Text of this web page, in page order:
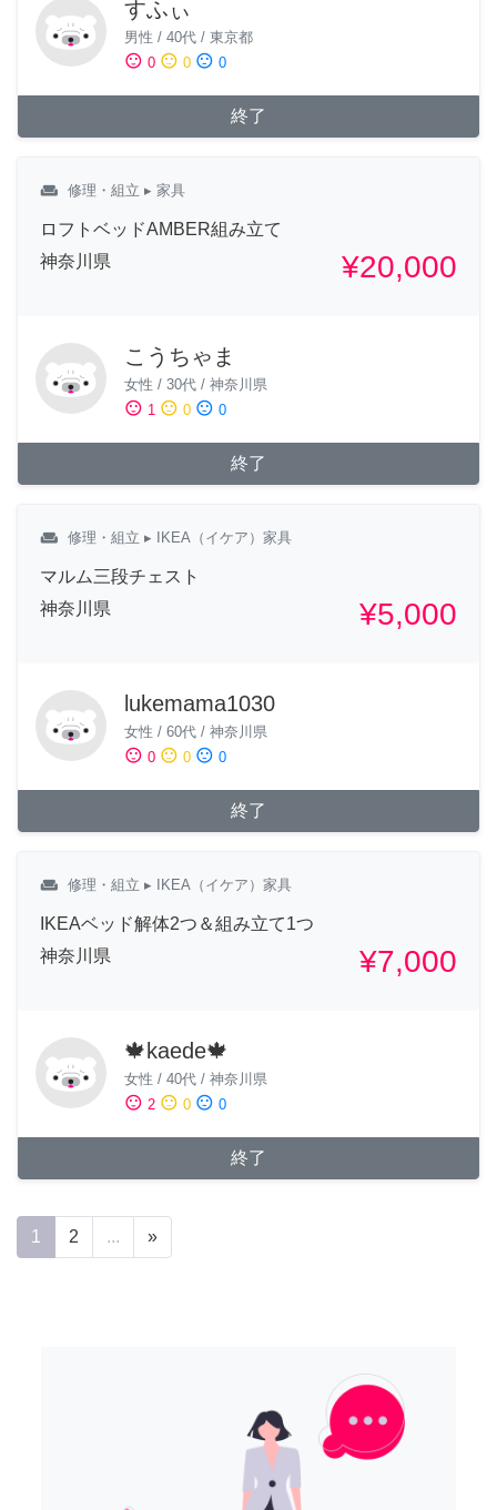
すふぃ
男性 / 40代 / 東京都
sentiment_satisfied 0 sentiment_neutral 0 sentiment_dissatisfied 0
終了
weekend 修理・組立 ▸ 家具
ロフトベッドAMBER組み立て
神奈川県
¥20,000
こうちゃま
女性 / 30代 / 神奈川県
sentiment_satisfied 1 sentiment_neutral 0 sentiment_dissatisfied 0
終了
weekend 修理・組立 ▸ IKEA（イケア）家具
マルム三段チェスト
神奈川県
¥5,000
lukemama1030
女性 / 60代 / 神奈川県
sentiment_satisfied 0 sentiment_neutral 0 sentiment_dissatisfied 0
終了
weekend 修理・組立 ▸ IKEA（イケア）家具
IKEAベッド解体2つ＆組み立て1つ
神奈川県
¥7,000
🍁kaede🍁
女性 / 40代 / 神奈川県
sentiment_satisfied 2 sentiment_neutral 0 sentiment_dissatisfied 0
終了
1 2 ... »